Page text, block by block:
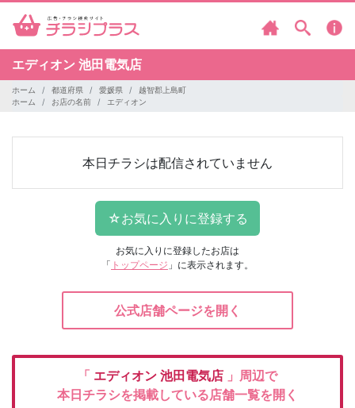
エディオン 池田電気店
ホーム 都道府県 愛媛県
越智郡上島町
ホーム
お店の名前 エディオン
本日チラシは配信されていません
お気に入りに登録したお店は
「 トップページ 」に表示されます。
公式店舗ページを開く
「 エディオン 池田電気店 」周辺で
本日チラシを掲載している店舗一覧を開く